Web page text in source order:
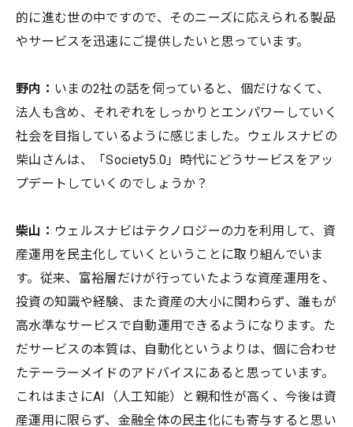
的に進む世の中ですので、そのニーズに応えられる製品
やサービスを迅速にご提供したいと思っています。
野内： いまの2社の話を伺っていると、個だけなくて、
法人も含め、それぞれをしっかりとエンパワーしていく
社会を目指しているように感じました。ウェルスナビの
柴山さんは、「Society5.0」時代にどうサービスをアッ
プデートしていくのでしょうか？
柴山： ウェルスナビはテクノロジーの力を利用して、資
産運用を民主化していくということに取り組んでいま
す。従来、富裕層だけが行っていたような資産運用を、
投資の知識や経験、また資産の大小に関わらず、誰もが
高水準なサービスで自動運用できるようになります。た
だサービスの本質は、自動化というよりは、個に合わせ
たテーラーメイドのアドバイスにあると思っています。
これはまさにAI（人工知能）と親和性が高く、今後は資
産運用に限らず、金融全体の民主化にも寄与すると思い